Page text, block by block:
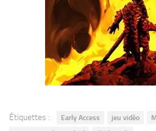
Étiquettes : Early Access jeu vidéo